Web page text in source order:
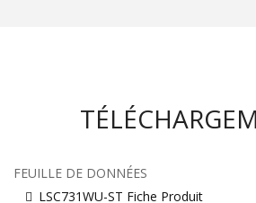
FEUILLE DE DONNÉES
LSC731WU-ST Fiche Produit